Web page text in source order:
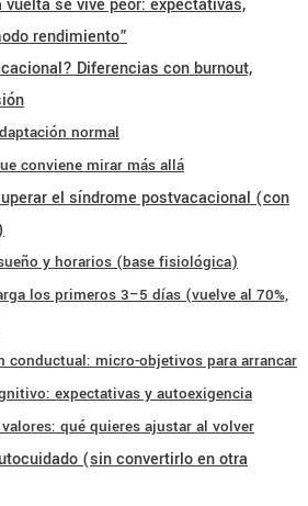
vuelta se vive peor: expectativas,
rendimiento”
Diferencias con burnout,
normal
conviene mirar más allá
el síndrome postvacacional (con
y horarios (base fisiológica)
los primeros 3–5 días (vuelve al 70%,
conductual: micro-objetivos para arrancar
expectativas y autoexigencia
qué quieres ajustar al volver
(sin convertirlo en otra